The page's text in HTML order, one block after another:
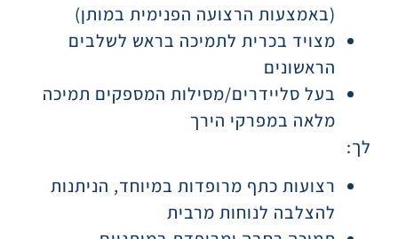
(באמצעות הרצועה הפנימית במותן)
מצויד בכרית לתמיכה בראש לשלבים
הראשונים
בעל סליידרים/מסילות המספקים תמיכה
מלאה במפרקי הירך
לך:
רצועות כתף מרופדות במיוחד, הניתנות
להצלבה לנוחות מרבית